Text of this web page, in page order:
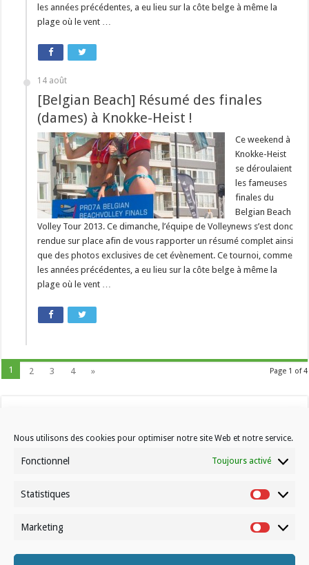
Nous utilisons des cookies pour optimiser notre site Web et notre service.
Fonctionnel Toujours activé
Statistiques
Marketing
les années précédentes, a eu lieu sur la côte belge à même la
plage où le vent …
14 août
[Belgian Beach] Résumé des finales
(dames) à Knokke-Heist !
Ce weekend à
Knokke-Heist
se déroulaient
les fameuses
finales du
Belgian Beach
Volley Tour 2013. Ce dimanche, l’équipe de Volleynews s’est donc
rendue sur place afin de vous rapporter un résumé complet ainsi
que des photos exclusives de cet évènement. Ce tournoi, comme
les années précédentes, a eu lieu sur la côte belge à même la
plage où le vent …
Page 1 of 4
1 2 3 4 »
Contactez-nous